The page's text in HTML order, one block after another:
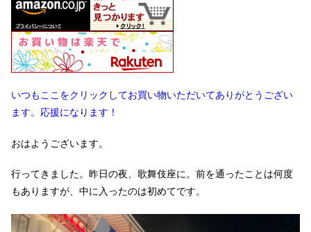
いつもここをクリックしてお買い物いただいてありがとうござい
ます。応援になります！
おはようございます。
行ってきました。昨日の夜、歌舞伎座に。前を通ったことは何度
もありますが、中に入ったのは初めてです。